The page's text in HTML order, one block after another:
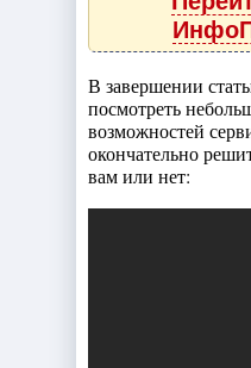
В завершении
посмотреть
возможностей
окончательно
вам или нет: